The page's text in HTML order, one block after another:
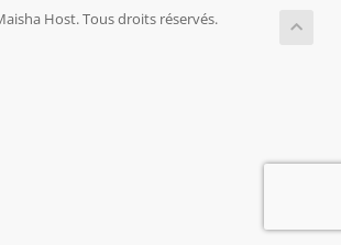
Host. Tous droits réservés.